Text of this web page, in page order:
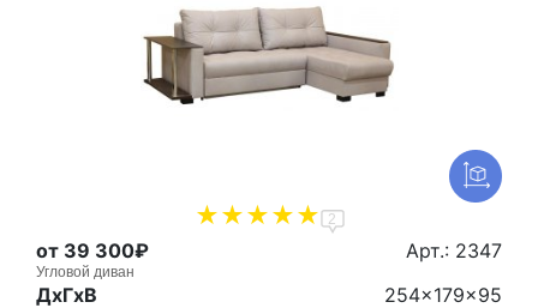
2
от 39 300₽ Арт.: 2347
Угловой диван
ДxГxВ 254x179x95